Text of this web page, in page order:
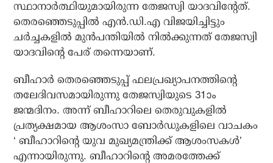
സ്ഥാനാര്‍ത്ഥിയുമായിരുന്ന തേജസ്വി യാദവിന്റേത്.
തെരഞ്ഞെടുപ്പില്‍ എന്‍.ഡി.എ വിജയിച്ചിട്ടും
ചര്‍ച്ചകളില്‍ മുന്‍പന്തിയില്‍ നില്‍ക്കുന്നത് തേജസ്വി
യാദവിന്റെ പേര് തന്നെയാണ്.
ബീഹാര്‍ തെരഞ്ഞെടുപ്പ് ഫലപ്രഖ്യാപനത്തിന്റെ
തലേദിവസമായിരുന്നു തേജസ്വിയുടെ 31ാം
ജന്മദിനം. അന്ന് ബീഹാറിലെ തെരുവുകളില്‍
പ്രത്യക്ഷമായ ആശംസാ ബോര്‍ഡുകളിലെ വാചകം
‘ ബീഹാറിന്റെ യുവ മുഖ്യമന്ത്രിക്ക് ആശംസകള്‍’
എന്നായിരുന്നു. ബീഹാറിന്റെ അമരത്തേക്ക്